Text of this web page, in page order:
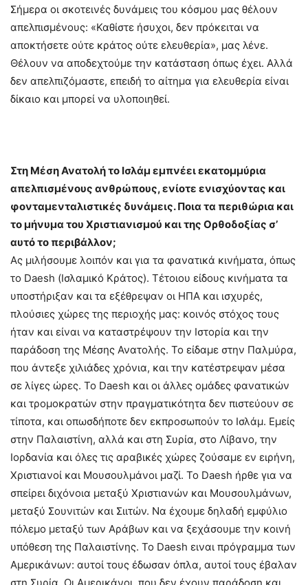
Σήμερα οι σκοτεινές δυνάμεις του κόσμου μας θέλουν
απελπισμένους: «Καθίστε ήσυχοι, δεν πρόκειται να
αποκτήσετε ούτε κράτος ούτε ελευθερία», μας λένε.
Θέλουν να αποδεχτούμε την κατάσταση όπως έχει. Αλλά
δεν απελπιζόμαστε, επειδή το αίτημα για ελευθερία είναι
δίκαιο και μπορεί να υλοποιηθεί.
Στη Μέση Ανατολή το Ισλάμ εμπνέει εκατομμύρια
απελπισμένους ανθρώπους, ενίοτε ενισχύοντας και
φονταμενταλιστικές δυνάμεις. Ποια τα περιθώρια και
το μήνυμα του Χριστιανισμού και της Ορθοδοξίας σ’
αυτό το περιβάλλον;
Ας μιλήσουμε λοιπόν και για τα φανατικά κινήματα, όπως
το Daesh (Ισλαμικό Κράτος). Τέτοιου είδους κινήματα τα
υποστήριξαν και τα εξέθρεψαν οι ΗΠΑ και ισχυρές,
πλούσιες χώρες της περιοχής μας: κοινός στόχος τους
ήταν και είναι να καταστρέψουν την Ιστορία και την
παράδοση της Μέσης Ανατολής. Το είδαμε στην Παλμύρα,
που άντεξε χιλιάδες χρόνια, και την κατέστρεψαν μέσα
σε λίγες ώρες. Το Daesh και οι άλλες ομάδες φανατικών
και τρομοκρατών στην πραγματικότητα δεν πιστεύουν σε
τίποτα, και οπωσδήποτε δεν εκπροσωπούν το Ισλάμ. Εμείς
στην Παλαιστίνη, αλλά και στη Συρία, στο Λίβανο, την
Ιορδανία και όλες τις αραβικές χώρες ζούσαμε εν ειρήνη,
Χριστιανοί και Μουσουλμάνοι μαζί. Το Daesh ήρθε για να
σπείρει διχόνοια μεταξύ Χριστιανών και Μουσουλμάνων,
μεταξύ Σουνιτών και Σιιτών. Να έχουμε δηλαδή εμφύλιο
πόλεμο μεταξύ των Αράβων και να ξεχάσουμε την κοινή
υπόθεση της Παλαιστίνης. Το Daesh ειναι πρόγραμμα των
Αμερικάνων: αυτοί τους έδωσαν όπλα, αυτοί τους έβαλαν